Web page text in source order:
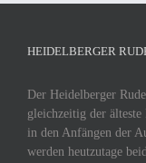
HEIDELBERGER
Der Heidelberger
gleichzeitig der älteste
in den Anfängen der
werden heutzutage